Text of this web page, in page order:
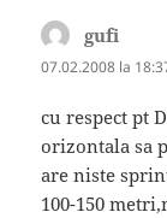
gufi
07.02.2008 la
cu respect pt
orizontala sa
are niste
100-150